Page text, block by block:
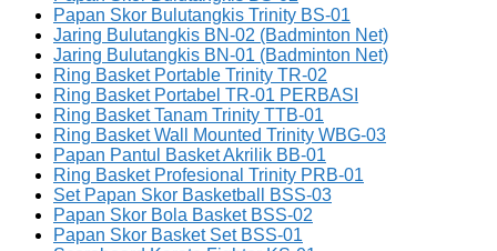
Papan Skor Bulutangkis Trinity BS-01
Jaring Bulutangkis BN-02 (Badminton Net)
Jaring Bulutangkis BN-01 (Badminton Net)
Ring Basket Portable Trinity TR-02
Ring Basket Portabel TR-01 PERBASI
Ring Basket Tanam Trinity TTB-01
Ring Basket Wall Mounted Trinity WBG-03
Papan Pantul Basket Akrilik BB-01
Ring Basket Profesional Trinity PRB-01
Set Papan Skor Basketball BSS-03
Papan Skor Bola Basket BSS-02
Papan Skor Basket Set BSS-01